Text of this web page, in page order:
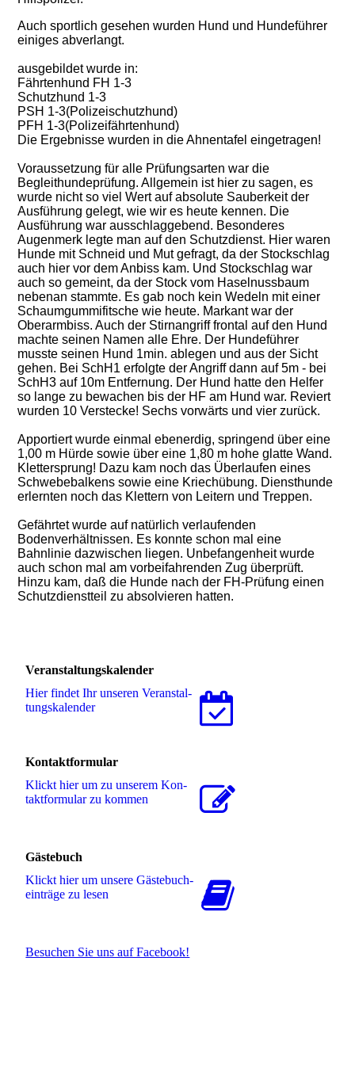
Auch sportlich gesehen wurden Hund und Hundeführer
einiges abverlangt.
ausgebildet wurde in:
Fährtenhund FH 1-3
Schutzhund 1-3
PSH 1-3(Polizeischutzhund)
PFH 1-3(Polizeifährtenhund)
Die Ergebnisse wurden in die Ahnentafel eingetragen!
Voraussetzung für alle Prüfungsarten war die
Begleithundeprüfung. Allgemein ist hier zu sagen, es
wurde nicht so viel Wert auf absolute Sauberkeit der
Ausführung gelegt, wie wir es heute kennen. Die
Ausführung war ausschlaggebend. Besonderes
Augenmerk legte man auf den Schutzdienst. Hier waren
Hunde mit Schneid und Mut gefragt, da der Stockschlag
auch hier vor dem Anbiss kam. Und Stockschlag war
auch so gemeint, da der Stock vom Haselnussbaum
nebenan stammte. Es gab noch kein Wedeln mit einer
Schaumgummifitsche wie heute. Markant war der
Oberarmbiss. Auch der Stirnangriff frontal auf den Hund
machte seinen Namen alle Ehre. Der Hundeführer
musste seinen Hund 1min. ablegen und aus der Sicht
gehen. Bei SchH1 erfolgte der Angriff dann auf 5m - bei
SchH3 auf 10m Entfernung. Der Hund hatte den Helfer
so lange zu bewachen bis der HF am Hund war. Reviert
wurden 10 Verstecke! Sechs vorwärts und vier zurück.
Apportiert wurde einmal ebenerdig, springend über eine
1,00 m Hürde sowie über eine 1,80 m hohe glatte Wand.
Klettersprung! Dazu kam noch das Überlaufen eines
Schwebebalkens sowie eine Kriechübung. Diensthunde
erlernten noch das Klettern von Leitern und Treppen.
Gefährtet wurde auf natürlich verlaufenden
Bodenverhältnissen. Es konnte schon mal eine
Bahnlinie dazwischen liegen. Unbefangenheit wurde
auch schon mal am vorbeifahrenden Zug überprüft.
Hinzu kam, daß die Hunde nach der FH-Prüfung einen
Schutzdienstteil zu absolvieren hatten.
Veranstaltungskalender
Hier findet Ihr unseren Ver­an­stal­
tungs­ka­len­der
Kontaktformular
Klickt hier um zu unserem Kon­
takt­for­mu­lar zu kommen
Gästebuch
Klickt hier um unsere Gäs­te­buch­
ein­trä­ge zu lesen
Besuchen Sie uns auf Facebook!